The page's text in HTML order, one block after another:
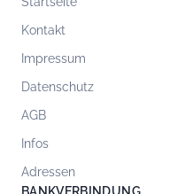
Kontakt
Impressum
Datenschutz
AGB
Infos
Adressen